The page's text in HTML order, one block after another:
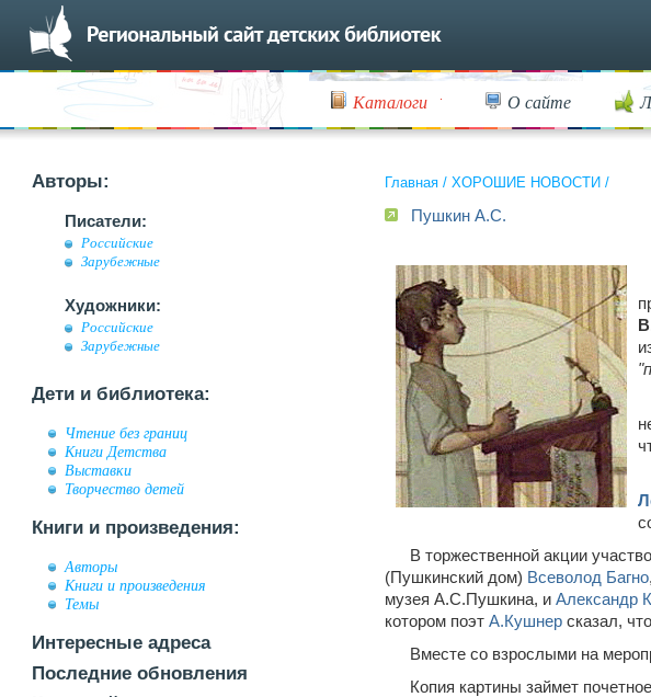
Каталоги О сайте
Авторы:
Писатели:
Российские
Зарубежные
Художники:
Российские
Зарубежные
Дети и библиотека:
Чтение без границ
Книги Детства
Выставки
Творчество детей
Книги и произведения:
Авторы
Книги и произведения
Темы
Интересные адреса
Последние обновления
Главная / ХОРОШИЕ НОВОСТИ /
Пушкин А.С.
В торжественной акции
(Пушкинский дом) Всеволод Багно
музея А.С.Пушкина, и Александр
котором поэт А.Кушнер сказал,
Вместе со взрослыми на
Копия картины займет